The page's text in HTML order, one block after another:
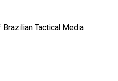
Brazilian Tactical Media